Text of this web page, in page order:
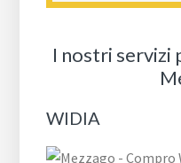
I nostri servizi
WIDIA